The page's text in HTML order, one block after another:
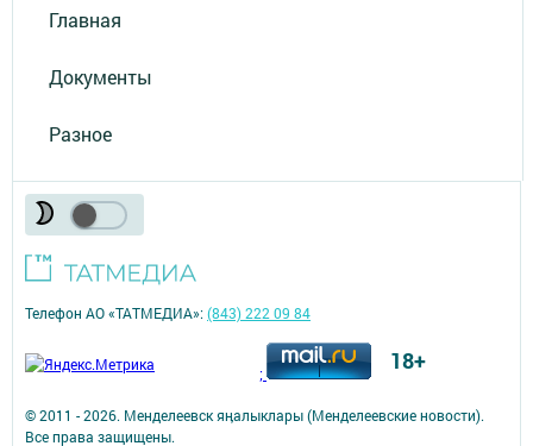
Главная
Документы
Разное
© 2011 - 2026. Менделеевск яӊалыклары (Менделеевские новости).
Все права защищены.
Телефон АО «ТАТМЕДИА»:(843) 222 09 84
; 18+